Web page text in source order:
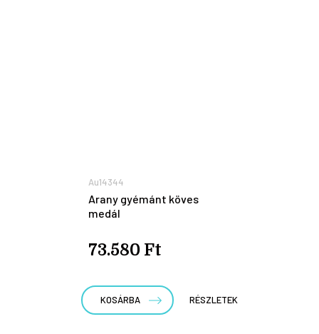
Au14344
Arany gyémánt köves
medál
73.580 Ft
KOSÁRBA RÉSZLETEK